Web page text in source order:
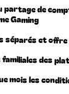
de
Gaming
séparés et
des
mois les